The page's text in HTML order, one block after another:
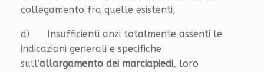
collegamento fra quelle esistenti,
d) Insufficienti anzi totalmente assenti le
indicazioni generali e specifiche
sull’allargamento dei marciapiedi, loro